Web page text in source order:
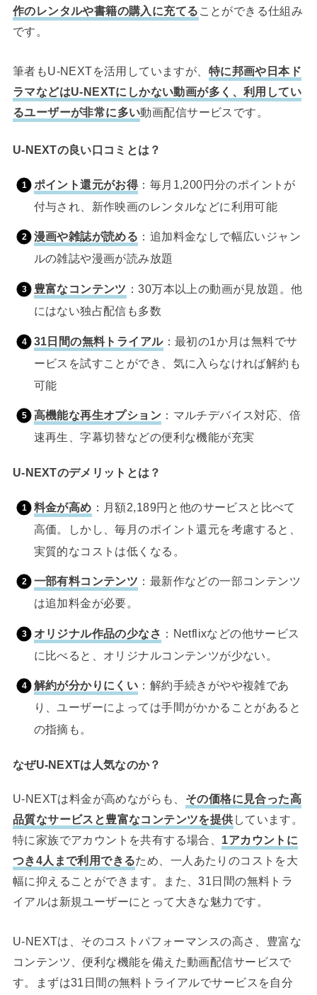
作のレンタルや書籍の購入に充てる ことができる仕組み
です。
筆者もU-NEXTを活用していますが、 特に邦画や日本ド
ラマなどはU-NEXTにしかない動画が多く、利用してい
るユーザーが非常に多い動画配信サービスです。
U-NEXTの良い口コミとは？
ポイント還元がお得：毎月1,200円分のポイントが
付与され、新作映画のレンタルなどに利用可能
漫画や雑誌が読める ：追加料金なしで幅広いジャン
ルの雑誌や漫画が読み放題
豊富なコンテンツ ：30万本以上の動画が見放題。他
にはない独占配信も多数
31日間の無料トライアル：最初の1か月は無料でサ
ービスを試すことができ、気に入らなければ解約も
可能
高機能な再生オプション ：マルチデバイス対応、倍
速再生、字幕切替などの便利な機能が充実
U-NEXTのデメリットとは？
料金が高め ：月額2,189円と他のサービスと比べて
高価。しかし、毎月のポイント還元を考慮すると、
実質的なコストは低くなる。
一部有料コンテンツ ：最新作などの一部コンテンツ
は追加料金が必要。
オリジナル作品の少なさ ：Netflixなどの他サービス
に比べると、オリジナルコンテンツが少ない。
解約が分かりにくい ：解約手続きがやや複雑であ
り、ユーザーによっては手間がかかることがあると
の指摘も。
なぜU-NEXTは人気なのか？
U-NEXTは料金が高めながらも、 その価格に見合った高
品質なサービスと豊富なコンテンツを提供 しています。
特に家族でアカウントを共有する場合、 1アカウントに
つき4人まで利用できるため、一人あたりのコストを大
幅に抑えることができます。また、31日間の無料トラ
イアルは新規ユーザーにとって大きな魅力です。
U-NEXTは、そのコストパフォーマンスの高さ、豊富な
コンテンツ、便利な機能を備えた動画配信サービスで
す。まずは31日間の無料トライアルでサービスを自分